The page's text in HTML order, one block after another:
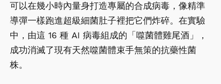
可以在幾小時內量身打造專屬的合成病毒，像精準
導彈一樣跑進超級細菌肚子裡把它們炸碎。在實驗
中，由這 16 種 AI 病毒組成的「噬菌體雞尾酒」，
成功消滅了現有天然噬菌體束手無策的抗藥性菌
株。